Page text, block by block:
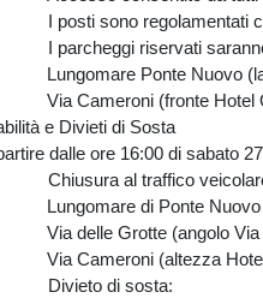
posti sono regolamentati con
parcheggi riservati saranno
Ponte Nuovo
Cameroni (fronte Hotel
e Divieti di Sosta
dalle ore 16:00 di sabato
al traffico
di Ponte Nuovo
delle Grotte (angolo Via
Cameroni (altezza Hotel
di sosta: